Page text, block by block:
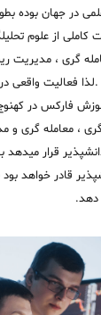
در جهان بوده
کاملی از علوم
گری ، مدیریت
فعالیت واقعی
فارکس در
، معامله گری
قرار
دهد.